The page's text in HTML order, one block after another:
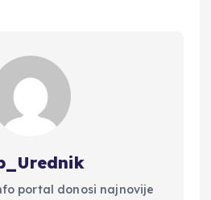
portal donosi najnovije